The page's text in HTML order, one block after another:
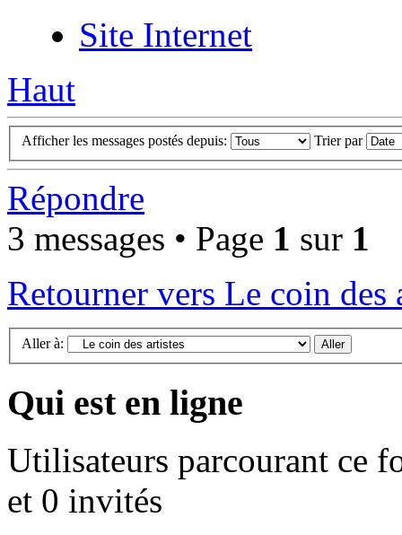
Site Internet
Haut
Afficher les messages postés depuis: Trier par
Répondre
3 messages • Page 1 sur 1
Retourner vers Le coin des
Aller à:
Qui est en ligne
Utilisateurs parcourant ce
et 0 invités